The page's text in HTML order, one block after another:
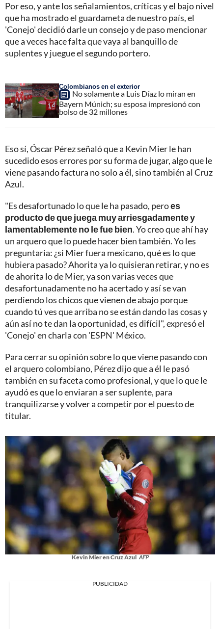
Por eso, y ante los señalamientos, críticas y el bajo nivel
que ha mostrado el guardameta de nuestro país, el
'Conejo' decidió darle un consejo y de paso mencionar
que a veces hace falta que vaya al banquillo de
suplentes y juegue el segundo portero.
Colombianos en el exterior
No solamente a Luis Díaz lo miran en
Bayern Múnich; su esposa impresionó con
bolso de 32 millones
Eso sí, Óscar Pérez señaló que a Kevin Mier le han
sucedido esos errores por su forma de jugar, algo que le
viene pasando factura no solo a él, sino también al Cruz
Azul.
"Es desafortunado lo que le ha pasado, peroes
producto de que juega muy arriesgadamente y
lamentablemente no le fue bien. Yo creo que ahí hay
un arquero que lo puede hacer bien también. Yo les
preguntaría: ¿si Mier fuera mexicano, qué es lo que
hubiera pasado? Ahorita ya lo quisieran retirar, y no es
de ahorita lo de Mier, ya son varias veces que
desafortunadamente no ha acertado y así se van
perdiendo los chicos que vienen de abajo porque
cuando tú ves que arriba no se están dando las cosas y
aún así no te dan la oportunidad, es difícil", expresó el
'Conejo' en charla con 'ESPN' México.
Para cerrar su opinión sobre lo que viene pasando con
el arquero colombiano, Pérez dijo que a él le pasó
también en su faceta como profesional, y que lo que le
ayudó es que lo enviaran a ser suplente, para
tranquilizarse y volver a competir por el puesto de
titular.
Kevin Mier en Cruz Azul AFP
PUBLICIDAD